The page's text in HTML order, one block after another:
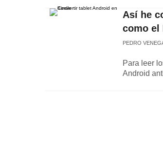
Así he
como el
PEDRO
Para leer
Android